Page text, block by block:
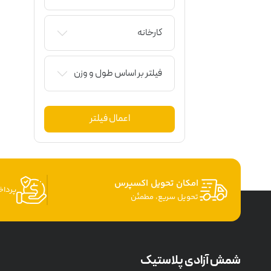
کارخانه
فیلتر بر اساس طول و وزن
اعمال فیلتر
امکان تحویل اکسپرس
تحویل سریع، مطمئن
شمش آزادی پلاستیک